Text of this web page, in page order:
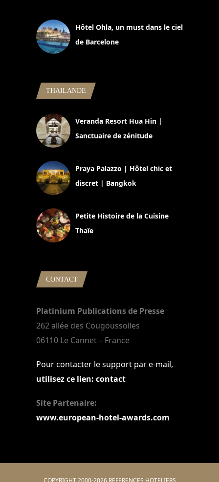
Hôtel Ohla, un must dans le ciel
de Barcelone
THAILANDE
Veranda Resort Hua Hin |
Sanctuaire de zénitude
Praya Palazzo | Hôtel chic et
discret | Bangkok
Petite Histoire de la Cuisine
Thaïe
CONTACT
Platinium Publications de Presse
262 allée des Cougoussolles
06110 Le Cannet – France
Pour contacter le support par e-mail,
utilisez ce lien: contact
Site Partenaire:
www.european-hotel-awards.com
COPYRIGHT 2000-2026 REFERENCES HOTELIERS